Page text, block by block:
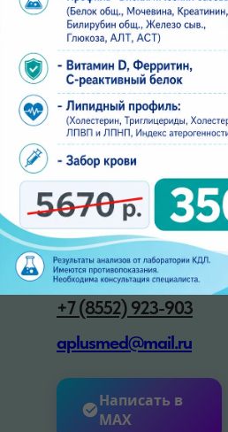
Медицинский центр А+
Набережные Челны, 20/09В
(бульвар Цветочный 7/37В)
ПН-ПТ: 07:00 - 18:00
СБ: 08:00 - 18:00,
ВС: 08:00 - 13:00
ЗАПИСАТЬСЯ ОНЛАЙН
Контакты
aplusmed@mail.ru
+7 (8552) 923-903
Написать в
MAX